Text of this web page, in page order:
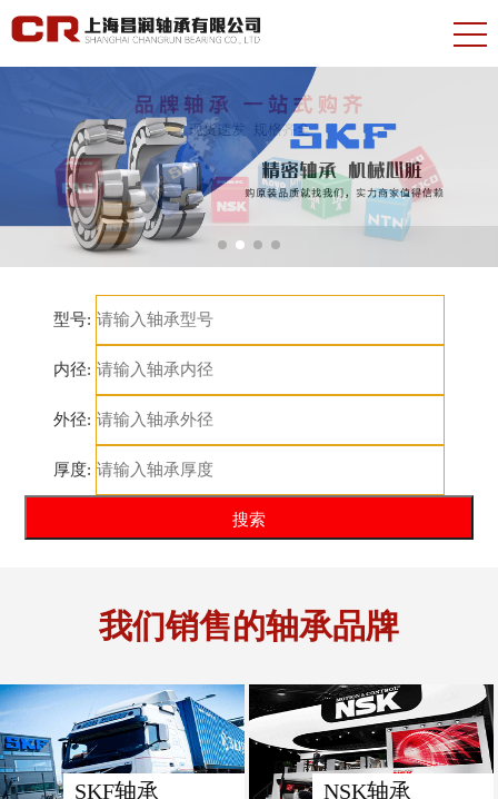
型号:
内径:
外径:
厚度:
我们销售的轴承品牌
SKF轴承 NSK轴承